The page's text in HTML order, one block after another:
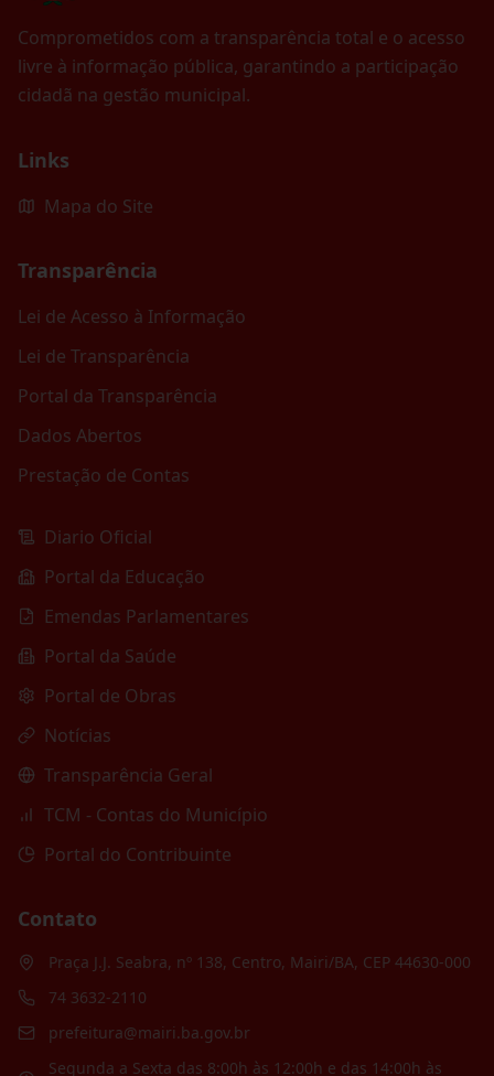
Comprometidos com a transparência total e o acesso
livre à informação pública, garantindo a participação
cidadã na gestão municipal.
Links
Mapa do Site
Transparência
Lei de Acesso à Informação
Lei de Transparência
Portal da Transparência
Dados Abertos
Prestação de Contas
Diario Oficial
Portal da Educação
Emendas Parlamentares
Portal da Saúde
Portal de Obras
Notícias
Transparência Geral
TCM - Contas do Município
Portal do Contribuinte
Contato
Praça J.J. Seabra, nº 138, Centro, Mairi/BA, CEP 44630-000
74 3632-2110
prefeitura@mairi.ba.gov.br
Segunda a Sexta das 8:00h às 12:00h e das 14:00h às